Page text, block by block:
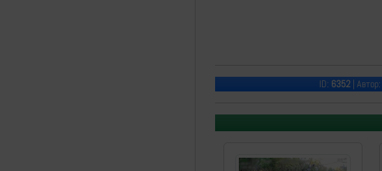
ID: 6352| Автор: